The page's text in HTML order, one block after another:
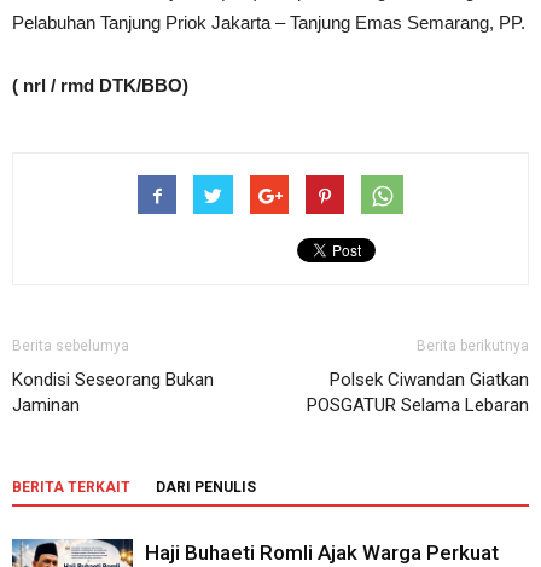
Pelabuhan Tanjung Priok Jakarta – Tanjung Emas Semarang, PP.
( nrl / rmd DTK/BBO)
Berita sebelumya
Kondisi Seseorang Bukan
Jaminan
Berita berikutnya
Polsek Ciwandan Giatkan
POSGATUR Selama Lebaran
BERITA TERKAIT DARI PENULIS
Haji Buhaeti Romli Ajak Warga Perkuat